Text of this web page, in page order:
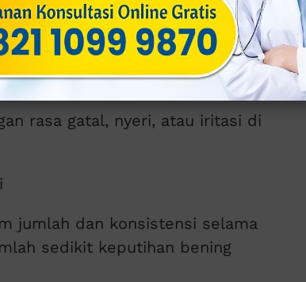
memiliki bau yang tidak sedap.
rasa gatal, nyeri, atau iritasi di
jumlah dan konsistensi selama
sedikit keputihan bening